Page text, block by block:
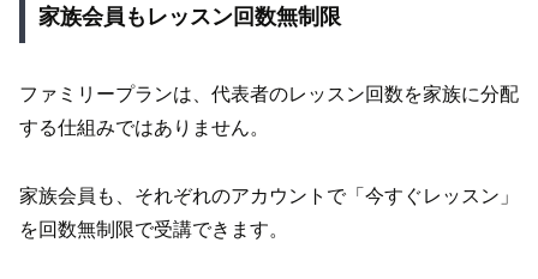
家族会員もレッスン回数無制限
ファミリープランは、代表者のレッスン回数を家族に分配
する仕組みではありません。
家族会員も、それぞれのアカウントで「今すぐレッスン」
を回数無制限で受講できます。